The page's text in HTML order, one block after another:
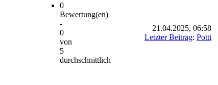
0
Bewertung(en)
-
0
von
5
durchschnittlich
21.04.2025, 06:58
Letzter Beitrag: Potti